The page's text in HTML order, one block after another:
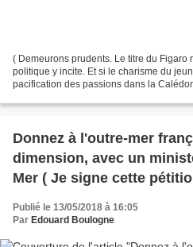
( Demeurons prudents. Le titre du Figaro
politique y incite. Et si le charisme du
pacification des passions dans la
Donnez à l'outre-mer
dimension, avec un
Publié le 13/05/2018 à 16:05
Par Edouard Boulogne